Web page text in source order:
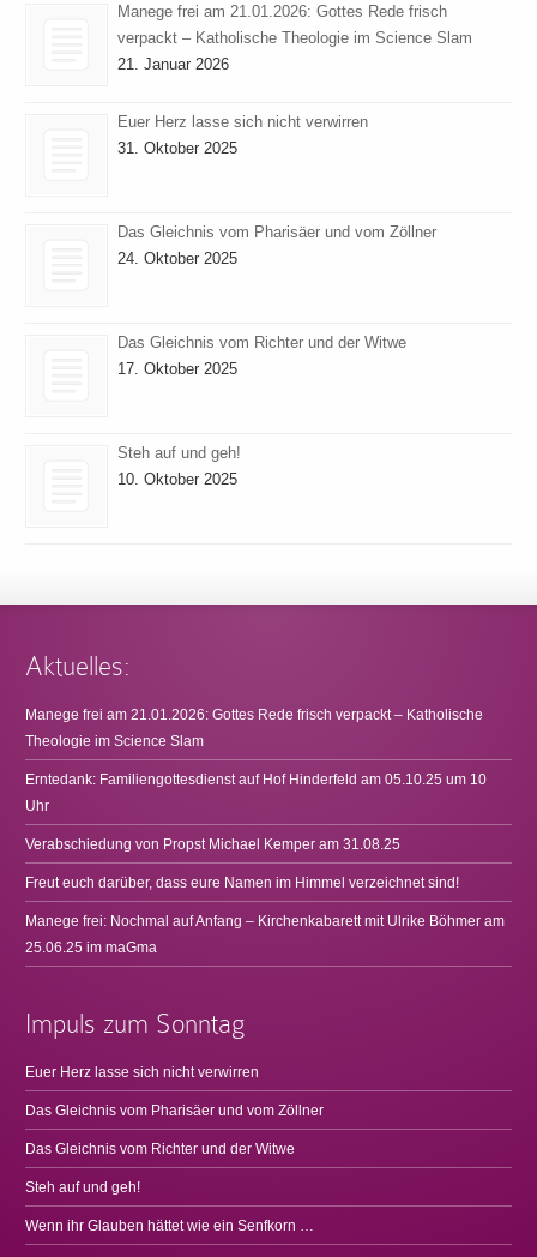
Manege frei am 21.01.2026: Gottes Rede frisch
verpackt – Katholische Theologie im Science Slam
21. Januar 2026
Euer Herz lasse sich nicht verwirren
31. Oktober 2025
Das Gleichnis vom Pharisäer und vom Zöllner
24. Oktober 2025
Das Gleichnis vom Richter und der Witwe
17. Oktober 2025
Steh auf und geh!
10. Oktober 2025
Aktuelles:
Manege frei am 21.01.2026: Gottes Rede frisch verpackt – Katholische
Theologie im Science Slam
Erntedank: Familiengottesdienst auf Hof Hinderfeld am 05.10.25 um 10
Uhr
Verabschiedung von Propst Michael Kemper am 31.08.25
Freut euch darüber, dass eure Namen im Himmel verzeichnet sind!
Manege frei: Nochmal auf Anfang – Kirchenkabarett mit Ulrike Böhmer am
25.06.25 im maGma
Impuls zum Sonntag
Euer Herz lasse sich nicht verwirren
Das Gleichnis vom Pharisäer und vom Zöllner
Das Gleichnis vom Richter und der Witwe
Steh auf und geh!
Wenn ihr Glauben hättet wie ein Senfkorn …